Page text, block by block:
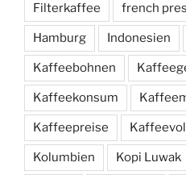
Filterkaffee french
Hamburg Indonesien
Kaffeebohnen
Kaffeekonsum
Kaffeepreise
Kolumbien Kopi Luwak